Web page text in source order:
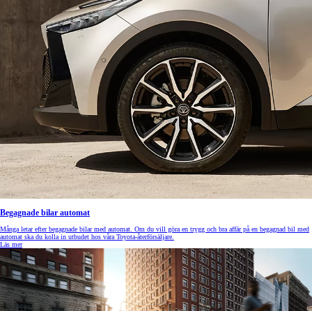
Begagnade bilar automat
Många letar efter begagnade bilar med automat. Om du vill göra en trygg och bra affär på en begagnad bil med
automat ska du kolla in utbudet hos våra Toyota-återförsäljare.
Läs mer